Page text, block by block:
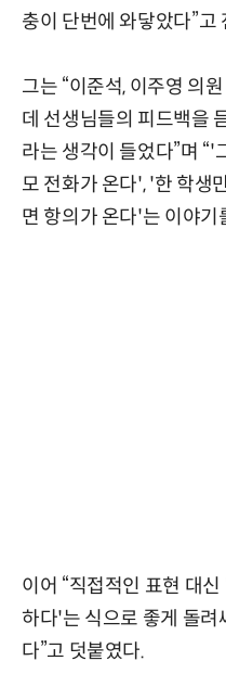
충이 단번에 와닿았다”고
그는 “이준석, 이주영 의
데 선생님들의 피드백을
라는 생각이 들었다”며 “'
모 전화가 온다', '한 학생
면 항의가 온다'는 이야기
이어 “직접적인 표현 대
하다'는 식으로 좋게 돌
다”고 덧붙였다.